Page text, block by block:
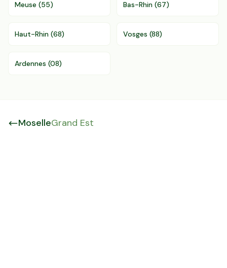
Meuse (55) Bas-Rhin (67)
Haut-Rhin (68) Vosges (88)
Ardennes (08)
MoselleGrand Est